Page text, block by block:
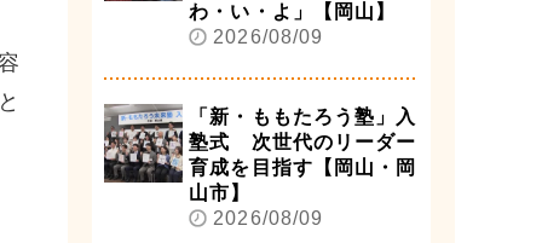
わ・い・よ」【岡山】
2026/08/09
「新・ももたろう塾」入
塾式 次世代のリーダー
育成を目指す【岡山・岡
山市】
2026/08/09